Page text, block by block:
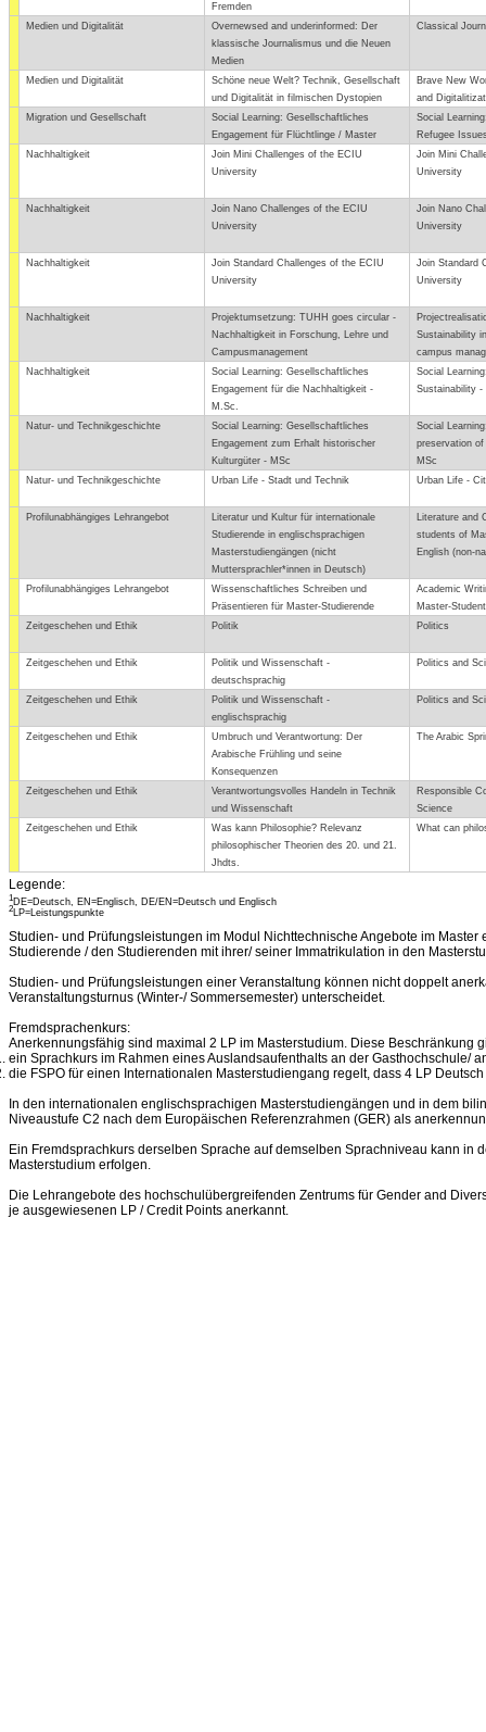
Fremden
Medien und Digitalität
Overnewsed and underinformed: Der
klassische Journalismus und die Neuen
Medien
Classical
Medien und Digitalität
Schöne neue Welt? Technik, Gesellschaft
und Digitalität in filmischen Dystopien
Brave New
and
Migration und Gesellschaft
Social Learning: Gesellschaftliches
Engagement für Flüchtlinge / Master
Social
Refugee
Nachhaltigkeit
Join Mini Challenges of the ECIU
University
Join Mini
University
Nachhaltigkeit
Join Nano Challenges of the ECIU
University
Join Nano
University
Nachhaltigkeit
Join Standard Challenges of the ECIU
University
Join Standard
University
Nachhaltigkeit
Projektumsetzung: TUHH goes circular -
Nachhaltigkeit in Forschung, Lehre und
Campusmanagement
Sustainability
campus
Nachhaltigkeit
Social Learning: Gesellschaftliches
Engagement für die Nachhaltigkeit -
M.Sc.
Social
Sustainability -
Natur- und Technikgeschichte
Social Learning: Gesellschaftliches
Engagement zum Erhalt historischer
Kulturgüter - MSc
Social
preservation
MSc
Natur- und Technikgeschichte
Urban Life - Stadt und Technik Urban Life -
Profilunabhängiges Lehrangebot
Literatur und Kultur für internationale
Studierende in englischsprachigen
Masterstudiengängen (nicht
Muttersprachler*innen in Deutsch)
Literature and
students of
English (non-
Profilunabhängiges Lehrangebot
Wissenschaftliches Schreiben und
Präsentieren für Master-Studierende
Academic
Master-
Zeitgeschehen und Ethik
Politik Politics
Zeitgeschehen und Ethik
Politik und Wissenschaft -
deutschsprachig
Politics and
Zeitgeschehen und Ethik
Politik und Wissenschaft -
englischsprachig
Politics and
Zeitgeschehen und Ethik
Umbruch und Verantwortung: Der
Arabische Frühling und seine
Konsequenzen
The Arabic
Zeitgeschehen und Ethik
Verantwortungsvolles Handeln in Technik
und Wissenschaft
Responsible
Science
Zeitgeschehen und Ethik
Was kann Philosophie? Relevanz
philosophischer Theorien des 20. und 21.
Jhdts.
What can
Legende:
1DE=Deutsch, EN=Englisch, DE/EN=Deutsch und Englisch
2 LP=Leistungspunkte
Studien- und Prüfungsleistungen im Modul Nichttechnische Angebote im
Studierende / den Studierenden mit ihrer/ seiner Immatrikulation in den
Studien- und Prüfungsleistungen einer Veranstaltung können nicht doppelt
Veranstaltungsturnus (Winter-/ Sommersemester) unterscheidet.
Fremdsprachenkurs:
Anerkennungsfähig sind maximal 2 LP im Masterstudium. Diese Beschränkung
ein Sprachkurs im Rahmen eines Auslandsaufenthalts an der Gasthochschule/
die FSPO für einen Internationalen Masterstudiengang regelt, dass 4 LP
In den internationalen englischsprachigen Masterstudiengängen und in dem
Niveaustufe C2 nach dem Europäischen Referenzrahmen (GER) als
Ein Fremdsprachkurs derselben Sprache auf demselben Sprachniveau kann
Masterstudium erfolgen.
Die Lehrangebote des hochschulübergreifenden Zentrums für Gender and
je ausgewiesenen LP / Credit Points anerkannt.